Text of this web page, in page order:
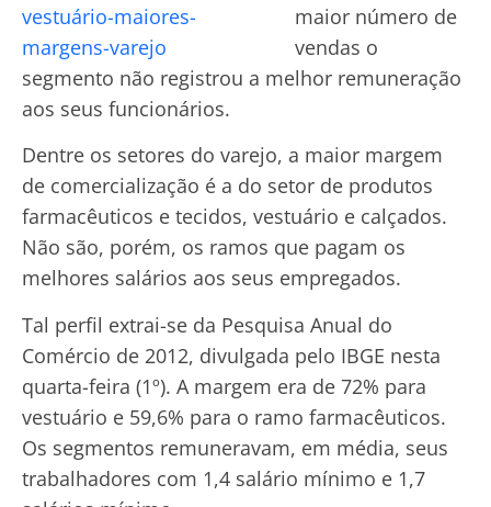
maior número de
vendas o
segmento não registrou a melhor remuneração
aos seus funcionários.
Dentre os setores do varejo, a maior margem
de comercialização é a do setor de produtos
farmacêuticos e tecidos, vestuário e calçados.
Não são, porém, os ramos que pagam os
melhores salários aos seus empregados.
Tal perfil extrai-se da Pesquisa Anual do
Comércio de 2012, divulgada pelo IBGE nesta
quarta-feira (1º). A margem era de 72% para
vestuário e 59,6% para o ramo farmacêuticos.
Os segmentos remuneravam, em média, seus
trabalhadores com 1,4 salário mínimo e 1,7